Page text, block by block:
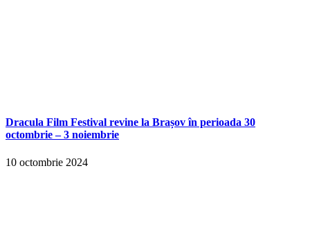
Dracula Film Festival revine la Brașov în perioada 30
octombrie – 3 noiembrie
10 octombrie 2024